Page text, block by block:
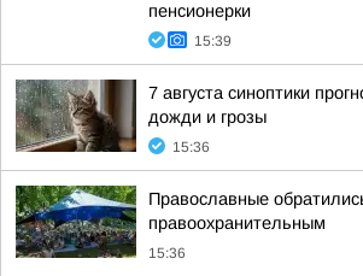
пенсионерки
15:39
7 августа синоптики
дожди и грозы
15:36
Православные
правоохранительным
15:36